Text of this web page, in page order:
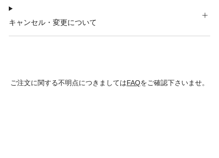
キャンセル・変更について
ご注文に関する不明点につきましてはFAQをご確認下さいませ。